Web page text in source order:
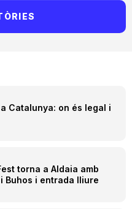
Catalunya: on és legal i
torna a Aldaia amb
Buhos i entrada lliure